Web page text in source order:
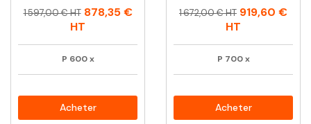
Prix
Prix
1 597,00 € HT 878,35 €
HT
P 600 x
Acheter
Prix
Prix
1 672,00 € HT 919,60 €
HT
P 700 x
Acheter